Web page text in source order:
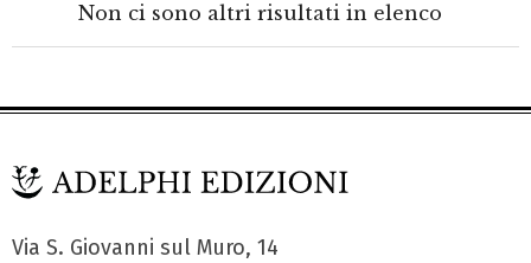
Non ci sono altri risultati in elenco
Via S. Giovanni sul Muro, 14